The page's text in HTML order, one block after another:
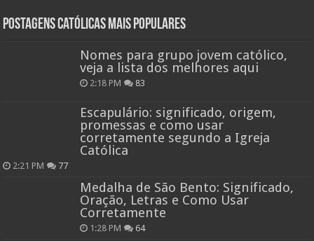
Postagens católicas mais Populares
Nomes para grupo jovem católico,
veja a lista dos melhores aqui
2:18 PM 83
Escapulário: significado, origem,
promessas e como usar
corretamente segundo a Igreja
Católica
2:21 PM 77
Medalha de São Bento: Significado,
Oração, Letras e Como Usar
Corretamente
1:28 PM 64